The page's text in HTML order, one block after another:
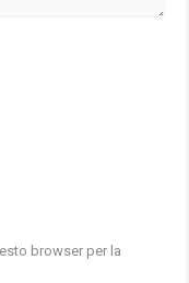
browser per la